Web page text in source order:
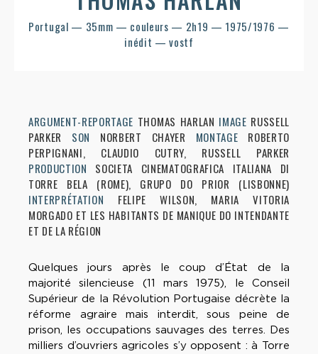
Portugal — 35mm — couleurs — 2h19 — 1975/1976 —
inédit — vostf
ARGUMENT-REPORTAGE THOMAS HARLAN IMAGE RUSSELL
PARKER SON NORBERT CHAYER MONTAGE ROBERTO
PERPIGNANI, CLAUDIO CUTRY, RUSSELL PARKER
PRODUCTION SOCIETA CINEMATOGRAFICA ITALIANA DI
TORRE BELA (ROME), GRUPO DO PRIOR (LISBONNE)
INTERPRÉTATION
FELIPE WILSON, MARIA VITORIA
MORGADO ET LES HABITANTS DE MANIQUE DO INTENDANTE
ET DE LA RÉGION
Quelques jours après le coup d’État de la
majorité silencieuse (11 mars 1975), le Conseil
Supérieur de la Révolution Portugaise décrète la
réforme agraire mais interdit, sous peine de
prison, les occupations sauvages des terres. Des
milliers d’ouvriers agricoles s’y opposent : à Torre